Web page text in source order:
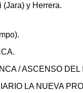
(Jara) y Herrera.
/ ASCENSO DEL
LA NUEVA